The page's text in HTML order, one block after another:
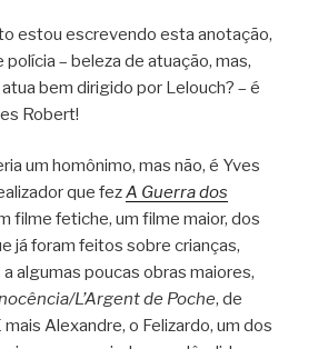
estou escrevendo esta anotação,
– beleza de atuação, mas,
bem dirigido por Lelouch? – é
Robert!
um homônimo, mas não, é Yves
que fezA Guerra dos
filme fetiche, um filme maior, dos
já foram feitos sobre crianças,
algumas poucas obras maiores,
L’Argent de Poche, de
Alexandre, o Felizardo, um dos